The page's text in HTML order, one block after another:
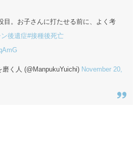
目。お子さんに打たせる前に、よく考
後遺症#接種後死亡
く人 (@ManpukuYuichi) November 20,